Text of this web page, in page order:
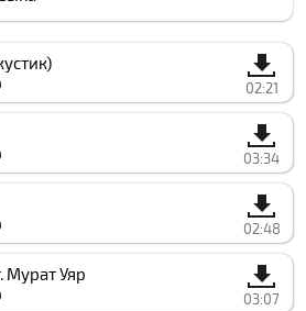
02:21
03:34
02:48
Мурат Уяр
03:07